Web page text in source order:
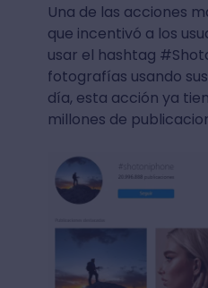
Una de las acciones
que incentivó a los
usar el hashtag
fotografías usando
día, esta acción ya
millones de